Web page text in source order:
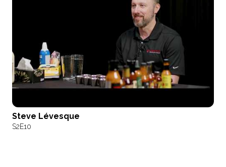
Steve Lévesque
S2E10